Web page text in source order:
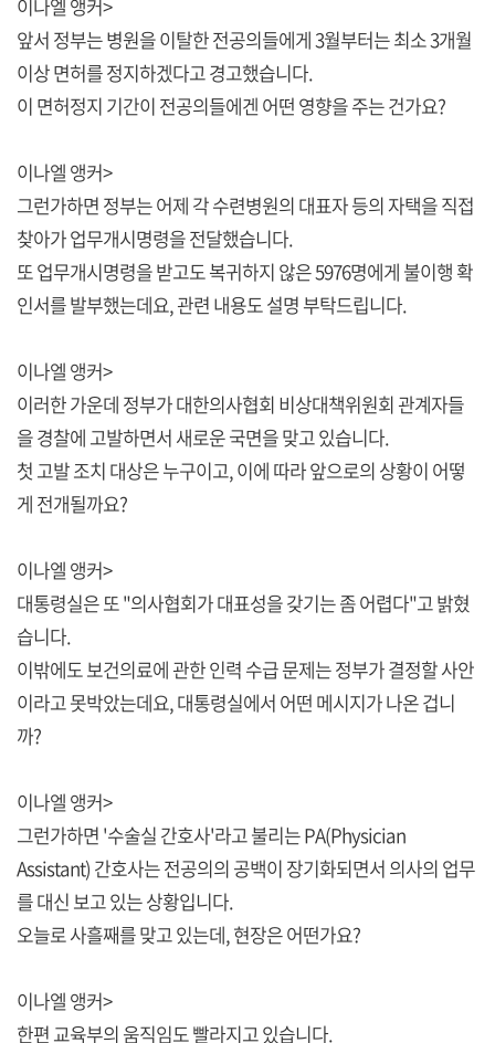
이나엘 앵커>
앞서 정부는 병원을 이탈한 전공의들에게 3월부터는 최소 3개월
이상 면허를 정지하겠다고 경고했습니다.
이 면허정지 기간이 전공의들에겐 어떤 영향을 주는 건가요?
이나엘 앵커>
그런가하면 정부는 어제 각 수련병원의 대표자 등의 자택을 직접
찾아가 업무개시명령을 전달했습니다.
또 업무개시명령을 받고도 복귀하지 않은 5976명에게 불이행 확
인서를 발부했는데요, 관련 내용도 설명 부탁드립니다.
이나엘 앵커>
이러한 가운데 정부가 대한의사협회 비상대책위원회 관계자들
을 경찰에 고발하면서 새로운 국면을 맞고 있습니다.
첫 고발 조치 대상은 누구이고, 이에 따라 앞으로의 상황이 어떻
게 전개될까요?
이나엘 앵커>
대통령실은 또 "의사협회가 대표성을 갖기는 좀 어렵다"고 밝혔
습니다.
이밖에도 보건의료에 관한 인력 수급 문제는 정부가 결정할 사안
이라고 못박았는데요, 대통령실에서 어떤 메시지가 나온 겁니
까?
이나엘 앵커>
그런가하면 '수술실 간호사'라고 불리는 PA(Physician
Assistant) 간호사는 전공의의 공백이 장기화되면서 의사의 업무
를 대신 보고 있는 상황입니다.
오늘로 사흘째를 맞고 있는데, 현장은 어떤가요?
이나엘 앵커>
한편 교육부의 움직임도 빨라지고 있습니다.